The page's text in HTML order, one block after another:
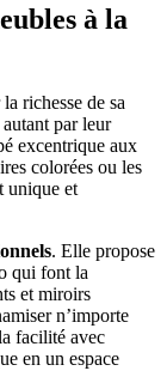
à la
richesse de sa
par leur
excentrique aux
colorées ou les
unique et
. Elle propose
qui font la
et miroirs
n’importe
facilité avec
en un espace